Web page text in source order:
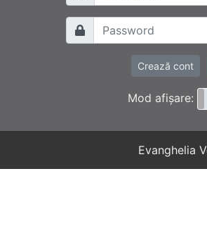
Crează cont
Mod afișare:
Noapte
Evanghelia